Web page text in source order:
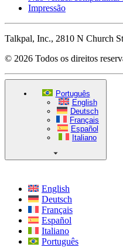
Impressão
Talkpal, Inc., 2810 N Church
© 2026 Todos os direitos
Português
English
Deutsch
Français
Español
Italiano
English
Deutsch
Français
Español
Italiano
Português